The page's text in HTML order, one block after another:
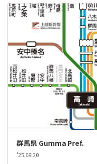
群馬県 Gumma Pref.
'25.09.20